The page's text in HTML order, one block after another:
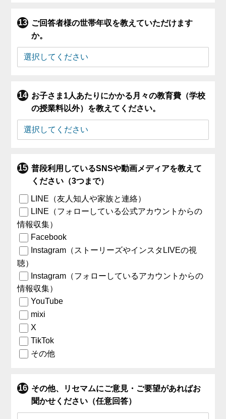
ご回答者様の世帯年収を教えていただけます
か。
お子さま1人あたりにかかる月々の教育費（学校
の授業料以外）を教えてください。
普段利用しているSNSや動画メディアを教えて
ください（3つまで）
LINE（友人知人や家族と連絡）
LINE（フォローしている公式アカウントからの
情報収集）
Facebook
Instagram（ストーリーズやインスタLIVEの視
聴）
Instagram（フォローしているアカウントからの
情報収集）
YouTube
mixi
X
TikTok
その他
その他、リセマムにご意見・ご要望があればお
聞かせください（任意回答）